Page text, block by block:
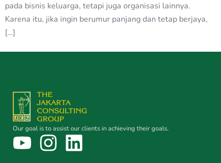
pada bisnis keluarga, tetapi juga organisasi lainnya.
Karena itu, jika ingin berumur panjang dan tetap berjaya,
[…]
Our goal is to assist our clients in achieving their goals.